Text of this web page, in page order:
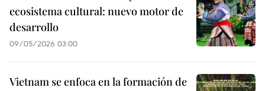
ecosistema cultural: nuevo motor de
desarrollo
09/05/2026 03:00
Vietnam se enfoca en la formación de